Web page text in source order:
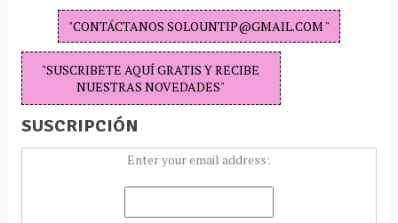
"CONTÁCTANOS SOLOUNTIP@GMAIL.COM "
"SUSCRIBETE AQUÍ GRATIS Y RECIBE
NUESTRAS NOVEDADES"
SUSCRIPCIÓN
Enter your email address: